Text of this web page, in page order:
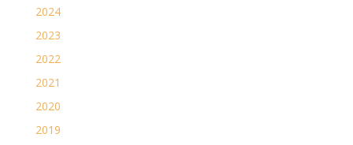
2024
2023
2022
2021
2020
2019